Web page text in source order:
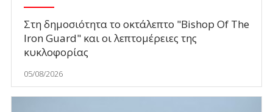
Στη δημοσιότητα το οκτάλεπτο "Bishop Of The
Iron Guard" και οι λεπτομέρειες της
κυκλοφορίας
05/08/2026